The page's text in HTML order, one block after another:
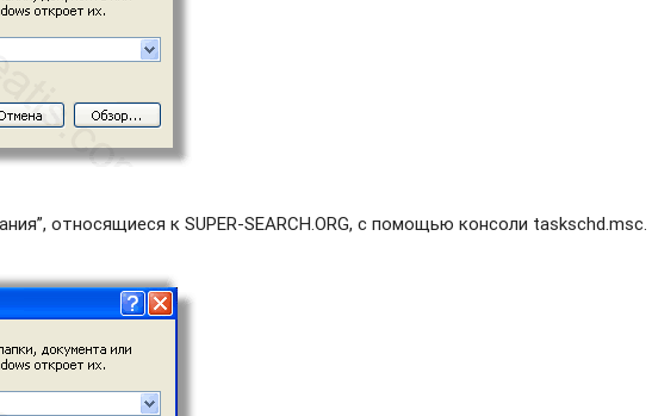
относящиеся к SUPER-SEARCH.ORG, с помощью консоли taskschd.msc.